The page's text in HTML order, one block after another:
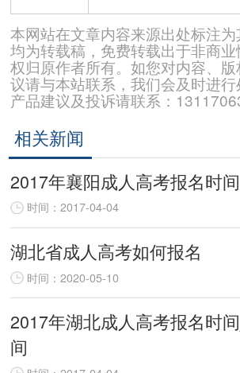
本网站在文章内容来源出处标注
均为转载稿，免费转载出于非商
权归原作者所有。如您对内容、
议请与本站联系，我们会及时进行
产品建议及投诉请联系：
相关新闻
2017年襄阳成人高考报名时
时间：2017-04-04
湖北省成人高考如何报名
时间：2020-05-10
2017年湖北成人高考报名时
间